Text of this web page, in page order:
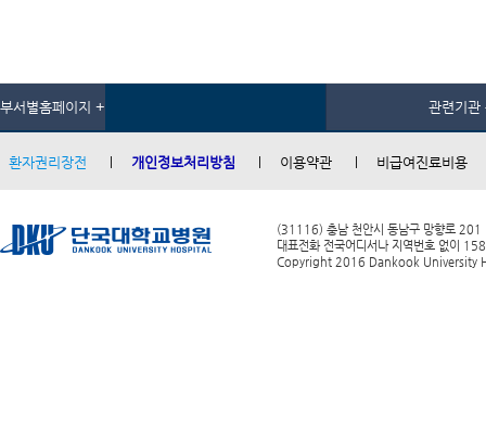
부서별홈페이지 + 관련기관
환자권리장전 개인정보처리방침 이용약관 비급여진료비용
(31116) 충남 천안시 동남구 망향로 201
대표전화 전국어디서나 지역번호 없이
Copyright 2016 Dankook University